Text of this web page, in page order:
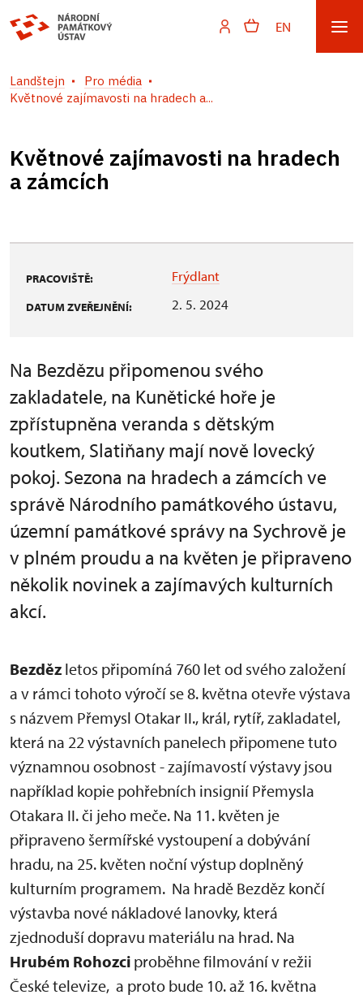
EN
Landštejn
Pro média
Květnové zajímavosti na hradech a...
Květnové zajímavosti na hradech
a zámcích
PRACOVIŠTĚ: Frýdlant
DATUM ZVEŘEJNĚNÍ: 2. 5. 2024
Na Bezdězu připomenou svého
zakladatele, na Kunětické hoře je
zpřístupněna veranda s dětským
koutkem, Slatiňany mají nově lovecký
pokoj. Sezona na hradech a zámcích ve
správě Národního památkového ústavu,
územní památkové správy na Sychrově je
v plném proudu a na květen je připraveno
několik novinek a zajímavých kulturních
akcí.
Bezděz letos připomíná 760 let od svého založení
a v rámci tohoto výročí se 8. května otevře výstava
s názvem Přemysl Otakar II., král, rytíř, zakladatel,
která na 22 výstavních panelech připomene tuto
významnou osobnost - zajímavostí výstavy jsou
například kopie pohřebních insignií Přemysla
Otakara II. či jeho meče. Na 11. květen je
připraveno šermířské vystoupení a dobývání
hradu, na 25. květen noční výstup doplněný
kulturním programem. Na hradě Bezděz končí
výstavba nové nákladové lanovky, která
zjednoduší dopravu materiálu na hrad. Na
Hrubém Rohozci proběhne filmování v režii
České televize, a proto bude 10. až 16. května